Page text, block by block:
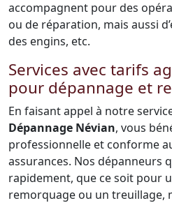
accompagnent pour des
ou de réparation, mais aussi
des engins, etc.
Services avec tarifs
pour dépannage et
En faisant appel à notre
Dépannage Névian, vous
professionnelle et conforme
assurances. Nos dépanneurs
rapidement, que ce soit pour
remorquage ou un treuillage,